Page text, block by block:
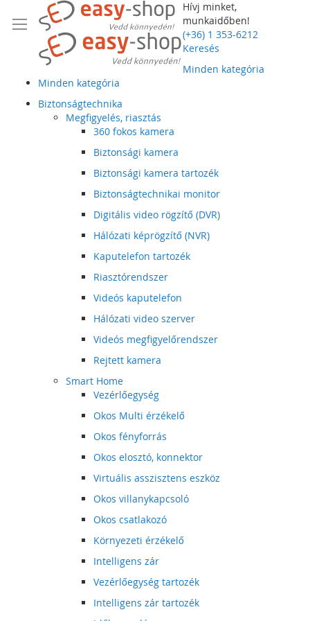
Hívj minket,
munkaidőben!
(+36) 1 353-6212
Keresés
Minden kategória
Minden kategória
Biztonságtechnika
Megfigyelés, riasztás
360 fokos kamera
Biztonsági kamera
Biztonsági kamera tartozék
Biztonságtechnikai monitor
Digitális video rögzítő (DVR)
Hálózati képrögzítő (NVR)
Kaputelefon tartozék
Riasztórendszer
Videós kaputelefon
Hálózati video szerver
Videós megfigyelőrendszer
Rejtett kamera
Smart Home
Vezérlőegység
Okos Multi érzékelő
Okos fényforrás
Okos elosztó, konnektor
Virtuális asszisztens eszköz
Okos villanykapcsoló
Okos csatlakozó
Környezeti érzékelő
Intelligens zár
Vezérlőegység tartozék
Intelligens zár tartozék